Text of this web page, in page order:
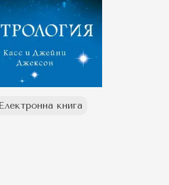
Електронна книга